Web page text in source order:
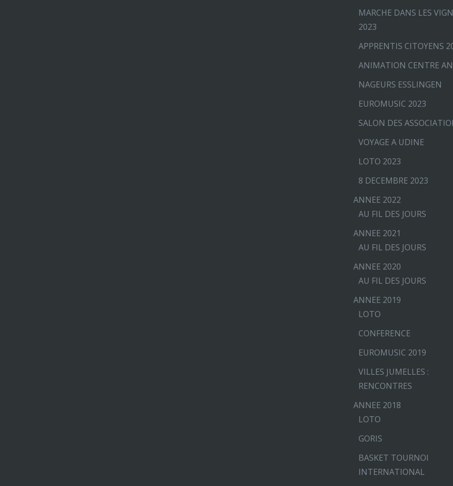
MARCHE DANS LES
2023
APPRENTIS CITOYENS
ANIMATION CENTRE
NAGEURS ESSLINGEN
EUROMUSIC 2023
SALON DES
VOYAGE A UDINE
LOTO 2023
8 DECEMBRE 2023
ANNEE 2022
AU FIL DES JOURS
ANNEE 2021
AU FIL DES JOURS
ANNEE 2020
AU FIL DES JOURS
ANNEE 2019
LOTO
CONFERENCE
EUROMUSIC 2019
VILLES JUMELLES :
RENCONTRES
ANNEE 2018
LOTO
GORIS
BASKET TOURNOI
INTERNATIONAL